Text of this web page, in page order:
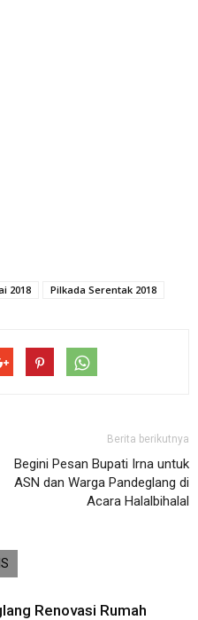
2018 Pilkada Serentak 2018
Berita berikutnya
Begini Pesan Bupati Irna untuk
ASN dan Warga Pandeglang di
Acara Halalbihalal
Renovasi Rumah